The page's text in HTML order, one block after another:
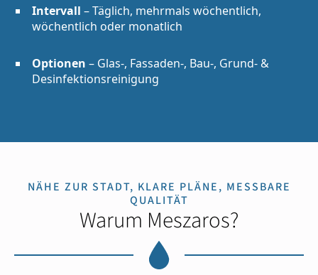
Intervall – Täglich, mehrmals wöchentlich,
wöchentlich oder monatlich
Optionen – Glas-, Fassaden-, Bau-, Grund- &
Desinfektionsreinigung
NÄHE ZUR STADT, KLARE PLÄNE, MESSBARE
QUALITÄT
Warum Meszaros?